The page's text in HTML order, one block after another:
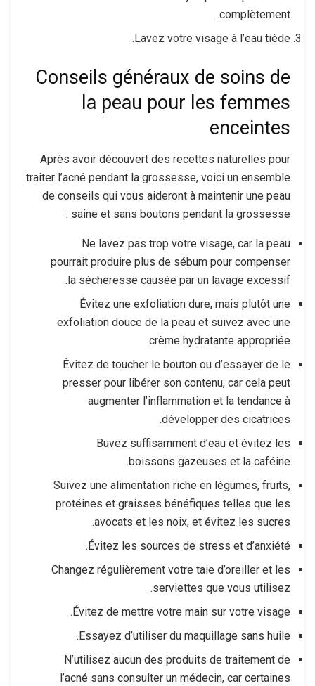
complètement.
Lavez votre visage à l’eau tiède.
Conseils généraux de soins de
la peau pour les femmes
enceintes
Après avoir découvert des recettes naturelles pour
traiter l’acné pendant la grossesse, voici un ensemble
de conseils qui vous aideront à maintenir une peau
saine et sans boutons pendant la grossesse :
Ne lavez pas trop votre visage, car la peau
pourrait produire plus de sébum pour compenser
la sécheresse causée par un lavage excessif.
Évitez une exfoliation dure, mais plutôt une
exfoliation douce de la peau et suivez avec une
crème hydratante appropriée.
Évitez de toucher le bouton ou d’essayer de le
presser pour libérer son contenu, car cela peut
augmenter l’inflammation et la tendance à
développer des cicatrices.
Buvez suffisamment d’eau et évitez les
boissons gazeuses et la caféine.
Suivez une alimentation riche en légumes, fruits,
protéines et graisses bénéfiques telles que les
avocats et les noix, et évitez les sucres.
Évitez les sources de stress et d’anxiété.
Changez régulièrement votre taie d’oreiller et les
serviettes que vous utilisez.
Évitez de mettre votre main sur votre visage.
Essayez d’utiliser du maquillage sans huile.
N’utilisez aucun des produits de traitement de
l’acné sans consulter un médecin, car certaines